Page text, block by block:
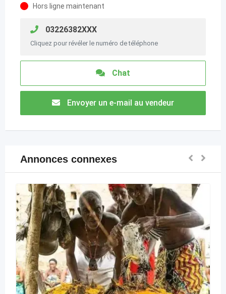
Hors ligne maintenant
03226382XXX
Cliquez pour révéler le numéro de téléphone
Chat
Envoyer un e-mail au vendeur
Annonces connexes